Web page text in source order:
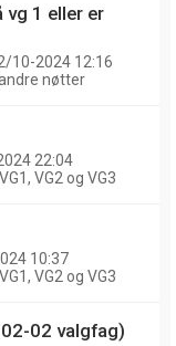
vg 1 eller er
10-2024 12:16
nøtter
22:04
VG2 og VG3
10:37
VG2 og VG3
02 valgfag)